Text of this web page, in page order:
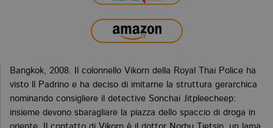
Bangkok, 2008. Il colonnello Vikorn della Royal Thai Police ha
visto ll Padrino e ha deciso di imitarne la struttura gerarchica
nominando consigliere il detective Sonchai Jitpleecheep:
insieme devono sbaragliare la piazza dello spaccio di droga in